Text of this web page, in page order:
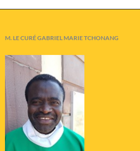
M. LE CURÉ GABRIEL MARIE TCHONANG